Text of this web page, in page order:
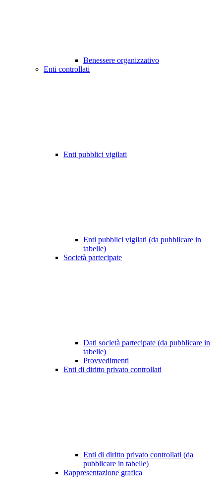
Benessere organizzativo
Enti controllati
Enti pubblici vigilati
Enti pubblici vigilati (da pubblicare in
tabelle)
Società partecipate
Dati società partecipate (da pubblicare in
tabelle)
Provvedimenti
Enti di diritto privato controllati
Enti di diritto privato controllati (da
pubblicare in tabelle)
Rappresentazione grafica